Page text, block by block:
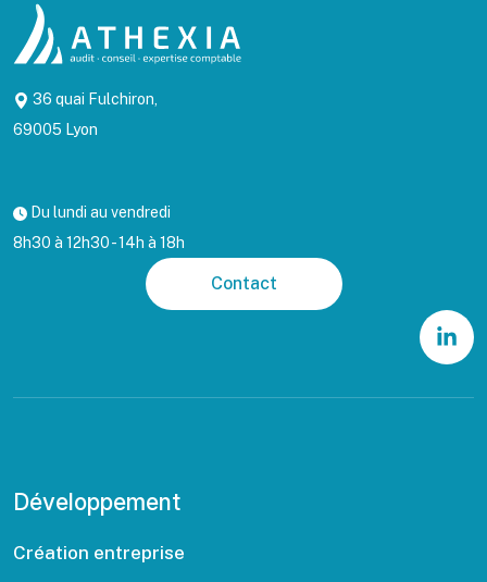
36 quai Fulchiron,
69005 Lyon
Du lundi au vendredi
8h30 à 12h30 - 14h à 18h
Contact
Développement
Création entreprise